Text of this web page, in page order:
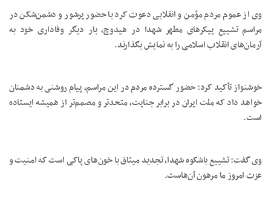
وی از عموم مردم مؤمن و انقلابی دعوت کرد با حضور پرشور و دشمن‌شکن در
مراسم تشییع پیکرهای مطهر شهدا در هیدوچ، بار دیگر وفاداری خود به
آرمان‌های انقلاب اسلامی را به نمایش بگذارند.
خوشنواز تأکید کرد: حضور گسترده مردم در این مراسم، پیام روشنی به دشمنان
خواهد داد که ملت ایران در برابر جنایت، متحدتر و مصمم‌تر از همیشه ایستاده
است.
وی گفت: تشییع باشکوه شهدا، تجدید میثاق با خون‌های پاکی است که امنیت و
عزت امروز ما مرهون آن‌هاست.